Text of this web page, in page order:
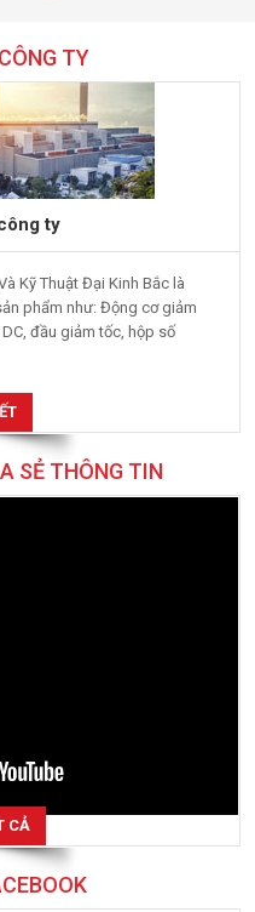
TY
ty
Kỹ Thuật Đại Kinh Bắc là
phẩm như: Động cơ giảm
đầu giảm tốc, hộp số
SẺ THÔNG TIN
CẢ